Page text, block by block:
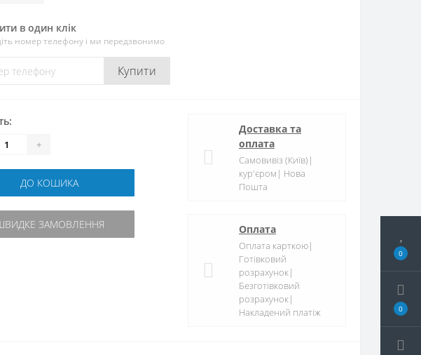
0
0
в один клік
номер телефону і ми передзвонимо
Купити
+
ДО КОШИКА
ЗАМОВЛЕННЯ
Доставка та
оплата
Самовивіз (Київ)|
кур'єром| Нова
Пошта
Оплата
Оплата карткою|
Готівковий
розрахунок|
Безготівковий
розрахунок|
Накладений платіж